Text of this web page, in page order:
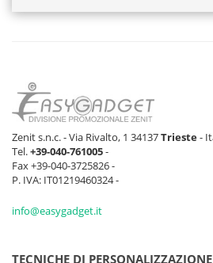
Zenit s.n.c. - Via Rivalto, 1 34137Trieste-
Tel.+39-040-761005-
Fax +39-040-3725826 -
P. IVA: IT01219460324 -
info@easygadget.it
TECNICHE DI PERSONALIZZAZIONE